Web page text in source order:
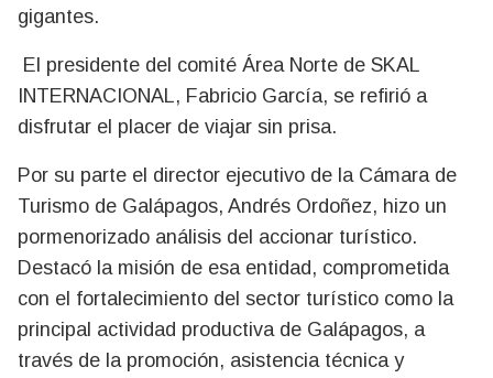
gigantes.
El presidente del comité Área Norte de SKAL
INTERNACIONAL, Fabricio García, se refirió a
disfrutar el placer de viajar sin prisa.
Por su parte el director ejecutivo de la Cámara de
Turismo de Galápagos, Andrés Ordoñez, hizo un
pormenorizado análisis del accionar turístico.
Destacó la misión de esa entidad, comprometida
con el fortalecimiento del sector turístico como la
principal actividad productiva de Galápagos, a
través de la promoción, asistencia técnica y